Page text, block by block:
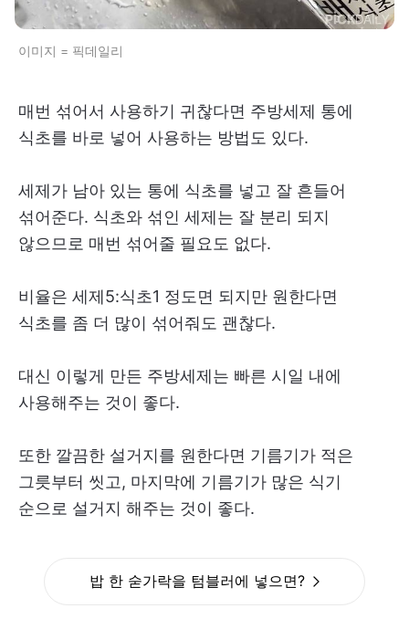
이미지 = 픽데일리
매번 섞어서 사용하기 귀찮다면 주방세제 통에
식초를 바로 넣어 사용하는 방법도 있다.
세제가 남아 있는 통에 식초를 넣고 잘 흔들어
섞어준다. 식초와 섞인 세제는 잘 분리 되지
않으므로 매번 섞어줄 필요도 없다.
비율은 세제5:식초1 정도면 되지만 원한다면
식초를 좀 더 많이 섞어줘도 괜찮다.
대신 이렇게 만든 주방세제는 빠른 시일 내에
사용해주는 것이 좋다.
또한 깔끔한 설거지를 원한다면 기름기가 적은
그릇부터 씻고, 마지막에 기름기가 많은 식기
순으로 설거지 해주는 것이 좋다.
밥 한 숟가락을 텀블러에 넣으면?